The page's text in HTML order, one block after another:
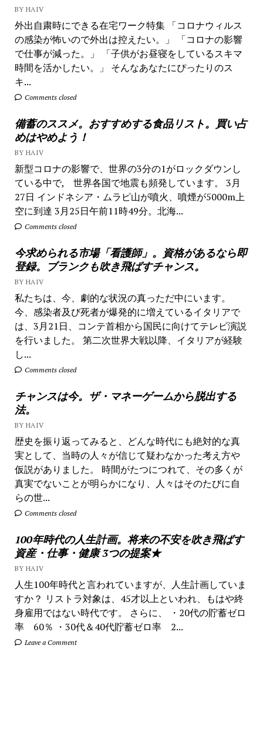
BY HAIV
外出自粛時にできる在宅ワーク特集 「コロナウィルス
の感染が怖いので外出は控えたい。」 「コロナの影響
で仕事が減った。」 「子供がお昼寝をしているスキマ
時間を活かしたい。」 そんなあなたにぴったりのス
キ...
Comments closed
備蓄のススメ。おすすめする食品リスト。買い占
めはやめよう！
BY HAIV
新型コロナの影響で、世界の3分の1がロックダウンし
ている中で, 世界各国で地震も頻発しています。 3月
27日 インドネシア・ムラピ山が噴火、噴煙が5000m上
空に到達 3月25日午前11時49分。北海...
Comments closed
今求められる市場「看護師」。資格があるなら即
登録。ブランクも吹き飛ばすチャンス。
BY HAIV
私たちは、今、劇的な状況の真っただ中にいます。
今、感染者及び死者が爆発的に増えているイタリアで
は、3月21日、コンテ首相から国民に向けてテレビ演説
を行いました。 第二次世界大戦以降、イタリアが経験
し...
Comments closed
チャンスは今。ザ・マネーゲームから脱出する
法。
BY HAIV
歴史を振り返ってみると、どんな時代にも絶対的な真
実として、当時の人々が信じて疑わなかった考え方や
仮説がありました。 時間がたつにつれて、その多くが
真実でないことが明らかになり、人々はそのたびに自
らの世...
Comments closed
100年時代の人生計画。将来の不安を吹き飛ばす
資産・仕事・健康 3つの提案★
BY HAIV
人生100年時代と言われていますが、人生計画していま
すか？ リストラ対象は、45才以上といわれ、もはや終
身雇用ではない時代です。 さらに、 ・20代の貯蓄ゼロ
率 60％ ・30代＆40代貯蓄ゼロ率 2...
Leave a Comment